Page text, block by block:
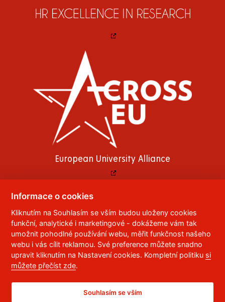
European University Alliance
© 2023 Univerzita Pardubice,Studentská 95
532 10 Pardubice 2
Telefon: 466 036 111, 466 036 112, 466 036 113
Správce webu ,RSS
Prohlášení o přístupnosti
Informace o cookies
Kliknutím na Souhlasím se vším budou uloženy cookies
funkční, analytické i marketingové - dokážeme vám tak
umožnit pohodlné používání webu, měřit funkčnost našeho
webu i vás cílit reklamou. Své preference můžete snadno
upravit kliknutím na Nastavení cookies. Kompletní politiku si
můžete přečíst zde.
Souhlasím se vším